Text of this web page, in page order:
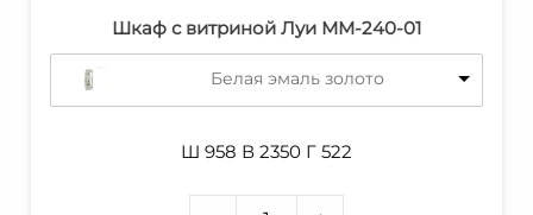
Шкаф с витриной Луи ММ-240-01
Белая эмаль золото
Ш 958 В 2350 Г 522